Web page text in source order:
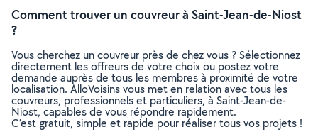
Comment trouver un couvreur à Saint-Jean-de-Niost
?
Vous cherchez un couvreur près de chez vous ? Sélectionnez
directement les offreurs de votre choix ou postez votre
demande auprès de tous les membres à proximité de votre
localisation. AlloVoisins vous met en relation avec tous les
couvreurs, professionnels et particuliers, à Saint-Jean-de-
Niost, capables de vous répondre rapidement.
C’est gratuit, simple et rapide pour réaliser tous vos projets !